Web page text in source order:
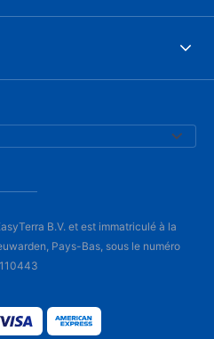
B.V. et est immatriculé à la
Pays-Bas, sous le numéro